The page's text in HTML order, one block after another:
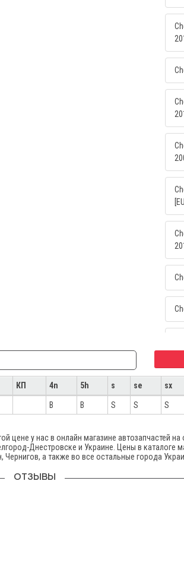
КП 4n 5h s se sx
B B S S S
цене у нас в онлайн магазине автозапчастей
Днестровске и Украине. Цены в каталоге
а также во все остальные города
ОТЗЫВЫ